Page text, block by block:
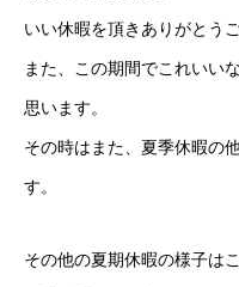
いい休暇を頂きありがとう
また、この期間でこれいい
思います。
その時はまた、夏季休暇の
す。
その他の夏期休暇の様子は